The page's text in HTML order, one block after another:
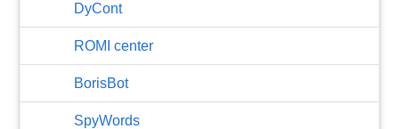
DyCont
ROMI center
BorisBot
SpyWords